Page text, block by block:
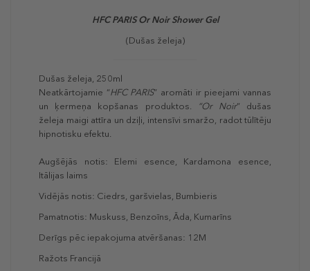
HFC PARIS Or Noir Shower Gel
(Dušas želeja)
Dušas želeja, 250ml
Neatkārtojamie “HFC PARIS” aromāti ir pieejami vannas
un ķermeņa kopšanas produktos.
“Or Noir” dušas
želeja maigi attīra un dziļi, intensīvi smaržo, radot tūlītēju
hipnotisku efektu.
Augšējās notis: Elemi esence, Kardamona esence,
Itālijas laims
Vidējās notis: Ciedrs, garšvielas, Bumbieris
Pamatnotis: Muskuss, Benzoīns, Āda, Kumarīns
Derīgs pēc iepakojuma atvēršanas: 12M
Ražots Francijā